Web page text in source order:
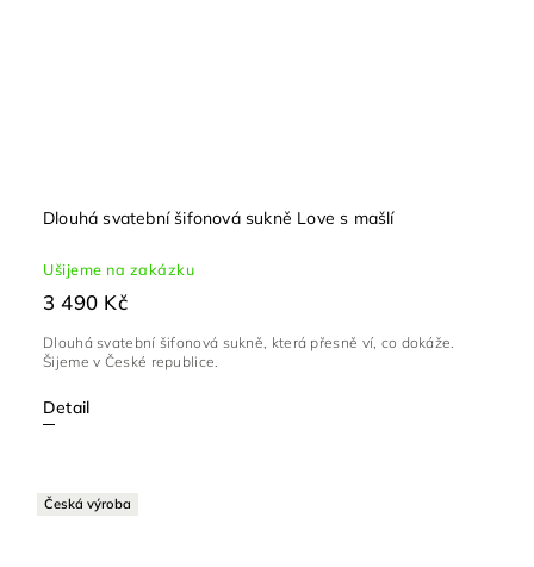
Dlouhá svatební šifonová sukně Love s mašlí
Ušijeme na zakázku
3 490 Kč
Detail
Dlouhá svatební šifonová sukně, která přesně ví, co dokáže.
Šijeme v České republice.
Česká výroba